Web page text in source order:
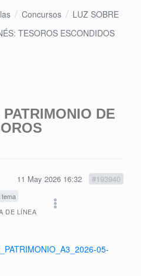
Concursos
LUZ SOBRE
TESOROS ESCONDIDOS
DE
11 May 2026 16:32 #193940
tema
DE LÍNEA